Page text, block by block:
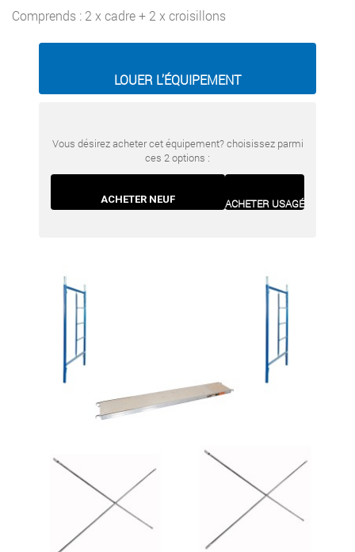
Comprends : 2 x cadre + 2 x croisillons
LOUER L’ÉQUIPEMENT
Vous désirez acheter cet équipement? choisissez parmi
ces 2 options :
ACHETER NEUF ACHETER USAGÉ